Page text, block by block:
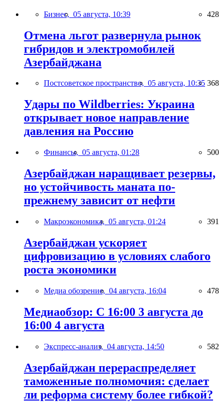
Бизнес, 05 августа, 10:39 428
Отмена льгот развернула рынок
гибридов и электромобилей
Азербайджана
Постсоветское пространство, 05 августа, 10:35 368
Удары по Wildberries: Украина
открывает новое направление
давления на Россию
Финансы, 05 августа, 01:28 500
Азербайджан наращивает резервы,
но устойчивость маната по-
прежнему зависит от нефти
Макроэкономика, 05 августа, 01:24 391
Азербайджан ускоряет
цифровизацию в условиях слабого
роста экономики
Медиа обозрение, 04 августа, 16:04 478
Медиаобзор: С 16:00 3 августа до
16:00 4 августа
Экспресс-анализ, 04 августа, 14:50 582
Азербайджан перераспределяет
таможенные полномочия: сделает
ли реформа систему более гибкой?